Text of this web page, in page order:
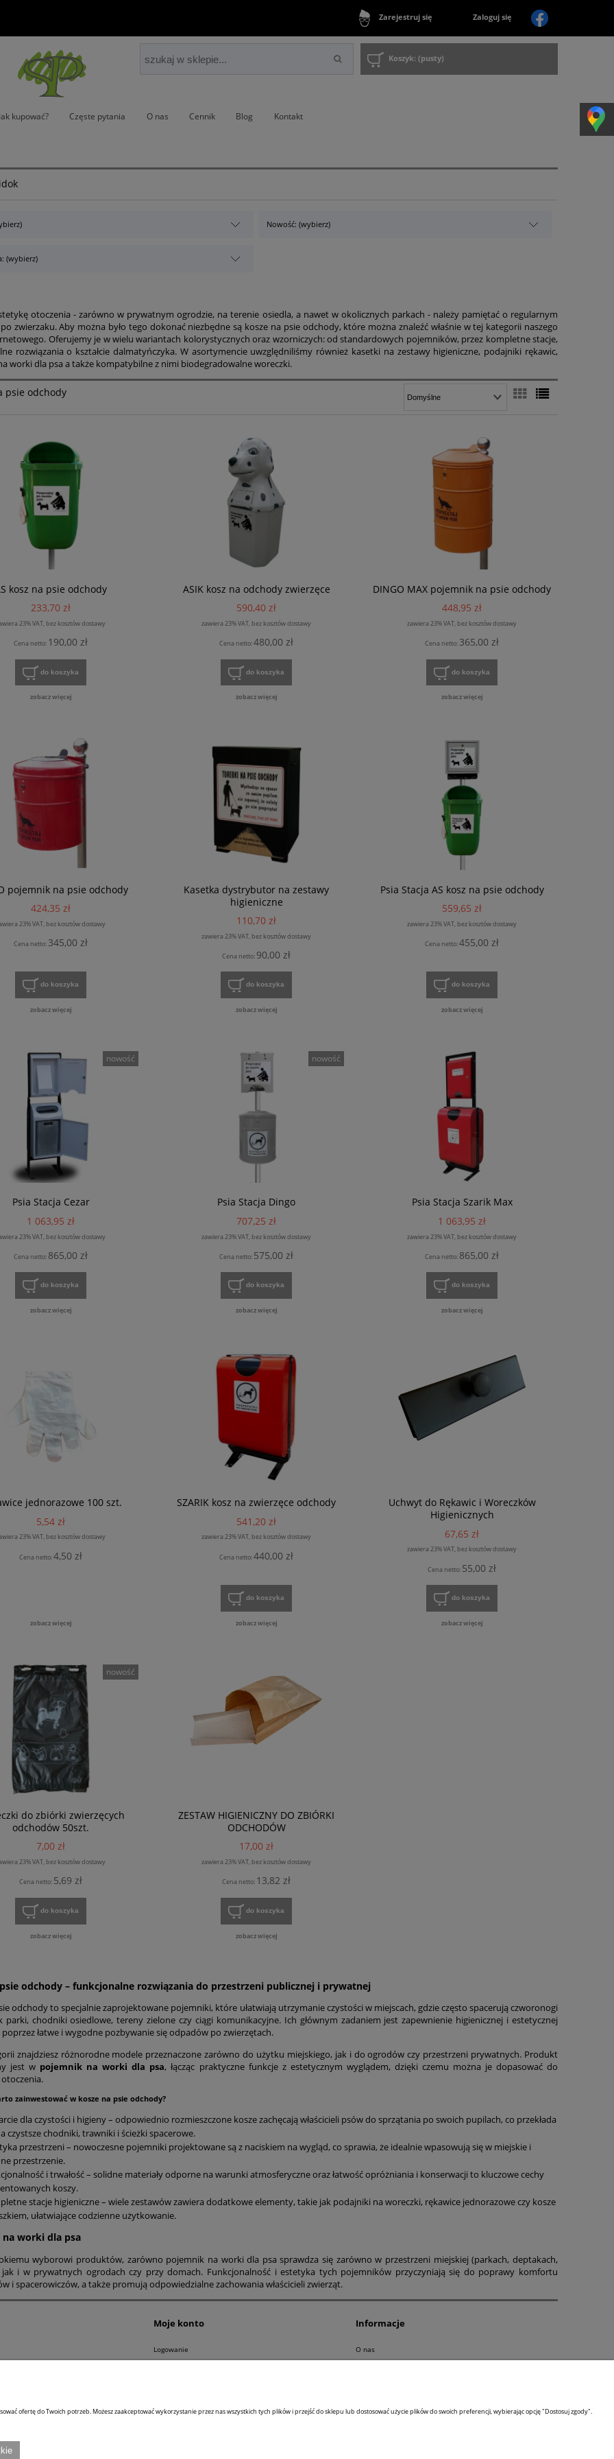
Zarejestruj się Zaloguj się
Koszyk: (pusty)
kupować? Częste pytania O nas Cennik Blog Kontakt
kosz na odpady
220,17 zł
do koszyka
ANTYBAKTERYJNY płyn do mycia rąk 5l
179,00 zł
do koszyka
Pojemnik na BIOODPADY 240l
166,05 zł
do koszyka
Nowość: (wybierz)
(wybierz)
otoczenia - zarówno w prywatnym ogrodzie, na terenie osiedla, a nawet w okolicznych parkach - należy pamiętać o regularnym
zwierzaku. Aby można było tego dokonać niezbędne są kosze na psie odchody, które można znaleźć właśnie w tej kategorii naszego
Oferujemy je w wielu wariantach kolorystycznych oraz wzorniczych: od standardowych pojemników, przez kompletne stacje,
rozwiązania o kształcie dalmatyńczyka. W asortymencie uwzględniliśmy również kasetki na zestawy higieniczne, podajniki rękawic,
worki dla psa a także kompatybilne z nimi biodegradowalne woreczki.
psie odchody
kosz na psie odchody
233,70 zł
23% VAT, bez kosztów dostawy
Cena netto: 190,00 zł
do koszyka
zobacz więcej
ASIK kosz na odchody zwierzęce
590,40 zł
zawiera 23% VAT, bez kosztów dostawy
Cena netto:480,00 zł
do koszyka
zobacz więcej
DINGO MAX pojemnik na psie odchody
448,95 zł
zawiera 23% VAT, bez kosztów dostawy
Cena netto: 365,00 zł
do koszyka
zobacz więcej
pojemnik na psie odchody
424,35 zł
23% VAT, bez kosztów dostawy
Cena netto: 345,00 zł
do koszyka
zobacz więcej
Kasetka dystrybutor na zestawy
higieniczne
110,70 zł
zawiera 23% VAT, bez kosztów dostawy
Cena netto: 90,00 zł
do koszyka
zobacz więcej
Psia Stacja AS kosz na psie odchody
559,65 zł
zawiera 23% VAT, bez kosztów dostawy
Cena netto:455,00 zł
do koszyka
zobacz więcej
Psia Stacja Cezar
1 063,95 zł
23% VAT, bez kosztów dostawy
Cena netto: 865,00 zł
do koszyka
zobacz więcej
nowość
Psia Stacja Dingo
707,25 zł
zawiera 23% VAT, bez kosztów dostawy
Cena netto: 575,00 zł
do koszyka
zobacz więcej
nowość
Psia Stacja Szarik Max
1 063,95 zł
zawiera 23% VAT, bez kosztów dostawy
Cena netto: 865,00 zł
do koszyka
zobacz więcej
jednorazowe 100 szt.
5,54 zł
23% VAT, bez kosztów dostawy
Cena netto:4,50 zł
zobacz więcej
SZARIK kosz na zwierzęce odchody
541,20 zł
zawiera 23% VAT, bez kosztów dostawy
Cena netto:440,00 zł
do koszyka
zobacz więcej
Uchwyt do Rękawic i Woreczków
Higienicznych
67,65 zł
zawiera 23% VAT, bez kosztów dostawy
Cena netto: 55,00 zł
do koszyka
zobacz więcej
do zbiórki zwierzęcych
odchodów 50szt.
7,00 zł
23% VAT, bez kosztów dostawy
Cena netto: 5,69 zł
do koszyka
zobacz więcej
nowość
ZESTAW HIGIENICZNY DO ZBIÓRKI
ODCHODÓW
17,00 zł
zawiera 23% VAT, bez kosztów dostawy
Cena netto: 13,82 zł
do koszyka
zobacz więcej
odchody – funkcjonalne rozwiązania do przestrzeni publicznej i prywatnej
odchody to specjalnie zaprojektowane pojemniki, które ułatwiają utrzymanie czystości w miejscach, gdzie często spacerują czworonogi
parki, chodniki osiedlowe, tereny zielone czy ciągi komunikacyjne. Ich głównym zadaniem jest zapewnienie higienicznej i estetycznej
łatwe i wygodne pozbywanie się odpadów po zwierzętach.
znajdziesz różnorodne modele przeznaczone zarówno do użytku miejskiego, jak i do ogrodów czy przestrzeni prywatnych. Produkt
jest w pojemnik na worki dla psa, łącząc praktyczne funkcje z estetycznym wyglądem, dzięki czemu można je dopasować do
zainwestować w kosze na psie odchody?
dla czystości i higieny – odpowiednio rozmieszczone kosze zachęcają właścicieli psów do sprzątania po swoich pupilach, co przekłada
czystsze chodniki, trawniki i ścieżki spacerowe.
przestrzeni – nowoczesne pojemniki projektowane są z naciskiem na wygląd, co sprawia, że idealnie wpasowują się w miejskie i
przestrzenie.
i trwałość – solidne materiały odporne na warunki atmosferyczne oraz łatwość opróżniania i konserwacji to kluczowe cechy
koszy.
stacje higieniczne – wiele zestawów zawiera dodatkowe elementy, takie jak podajniki na woreczki, rękawice jednorazowe czy kosze
ułatwiające codzienne użytkowanie.
worki dla psa
wyborowi produktów, zarówno pojemnik na worki dla psa sprawdza się zarówno w przestrzeni miejskiej (parkach, deptakach,
jak i w prywatnych ogrodach czy przy domach. Funkcjonalność i estetyka tych pojemników przyczyniają się do poprawy komfortu
i spacerowiczów, a także promują odpowiedzialne zachowania właścicieli zwierząt.
Moje konto
Logowanie
Informacje
O nas
Koronawirus a odpady - wytyczne
ofertę do Twoich potrzeb. Możesz zaakceptować wykorzystanie przez nas wszystkich tych plików i przejść do sklepu lub dostosować użycie plików do swoich preferencji, wybierając opcję "Dostosuj zgody".